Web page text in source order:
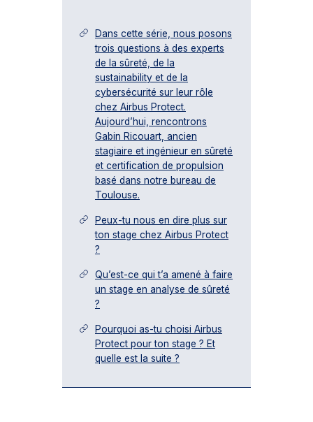
Dans cette série, nous posons
trois questions à des experts
de la sûreté, de la
sustainability et de la
cybersécurité sur leur rôle
chez Airbus Protect.
Aujourd’hui, rencontrons
Gabin Ricouart, ancien
stagiaire et ingénieur en sûreté
et certification de propulsion
basé dans notre bureau de
Toulouse.
Peux-tu nous en dire plus sur
ton stage chez Airbus Protect
?
Qu’est-ce qui t’a amené à faire
un stage en analyse de sûreté
?
Pourquoi as-tu choisi Airbus
Protect pour ton stage ? Et
quelle est la suite ?